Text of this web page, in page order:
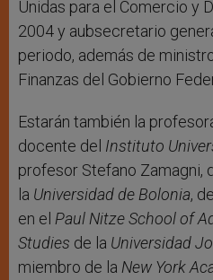
Unidas para el Comercio y
2004 y aubsecretario
periodo, además de
Finanzas del Gobierno
Estarán también la
docente del Instituto
profesor Stefano Zamagni,
la Universidad de Bolonia,
en el Paul Nitze School of
Studies de la Universidad
miembro de la New York